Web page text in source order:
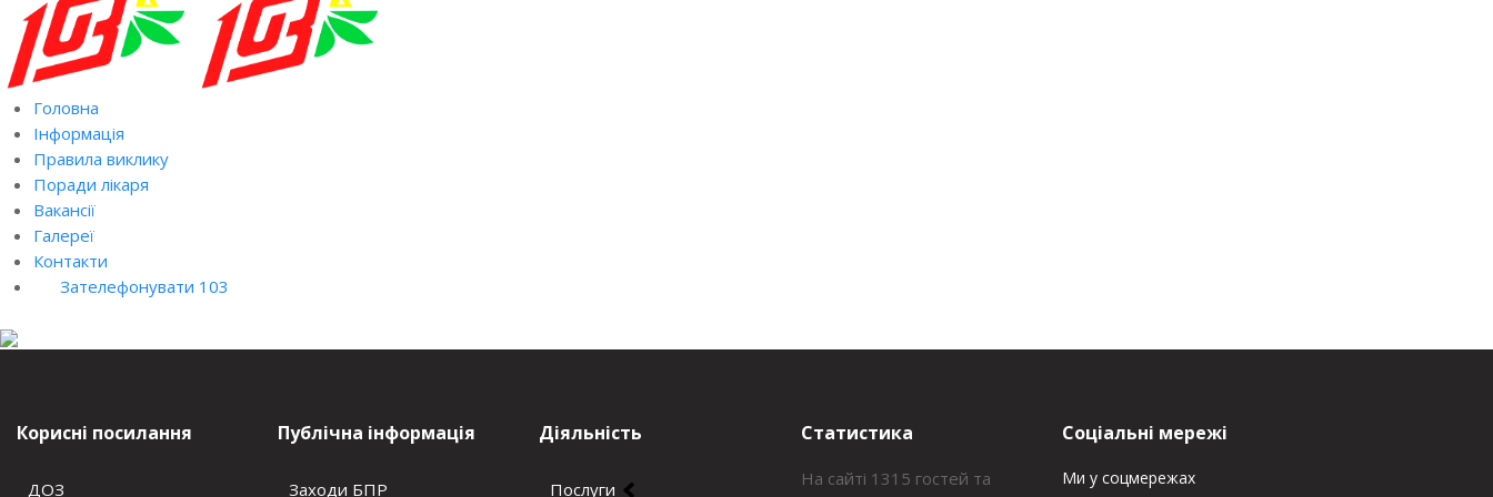
Головна
Інформація
Правила виклику
Поради лікаря
Вакансії
Галереї
Контакти
Зателефонувати 103
Корисні посилання
ДОЗ
Публічна інформація
Заходи БПР
Діяльність
Послуги
Статистика
На сайті 1315 гостей та
Соціальні мережі
Ми у соцмережах